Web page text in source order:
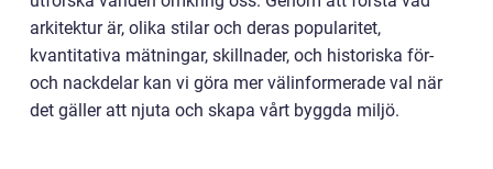
arkitektur är, olika stilar och deras popularitet,
kvantitativa mätningar, skillnader, och historiska för-
och nackdelar kan vi göra mer välinformerade val när
det gäller att njuta och skapa vårt byggda miljö.